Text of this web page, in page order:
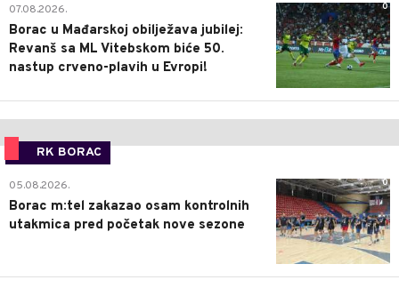
0
07.08.2026.
Borac u Mađarskoj obilježava jubilej:
Revanš sa ML Vitebskom biće 50.
nastup crveno-plavih u Evropi!
RK BORAC
0
05.08.2026.
Borac m:tel zakazao osam kontrolnih
utakmica pred početak nove sezone